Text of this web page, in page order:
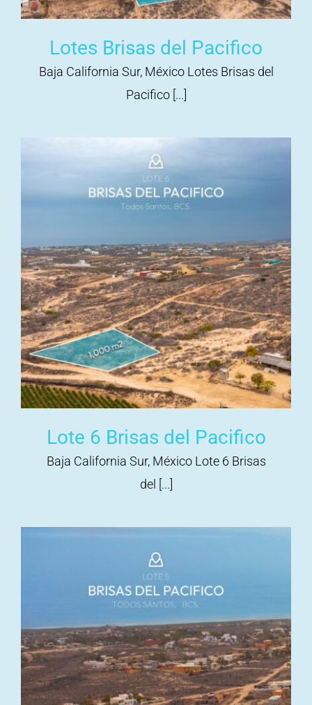
Lotes Brisas del Pacifico
Baja California Sur, México Lotes Brisas del
Pacifico [...]
Lote 6 Brisas del Pacifico
Baja California Sur, México Lote 6 Brisas
del [...]